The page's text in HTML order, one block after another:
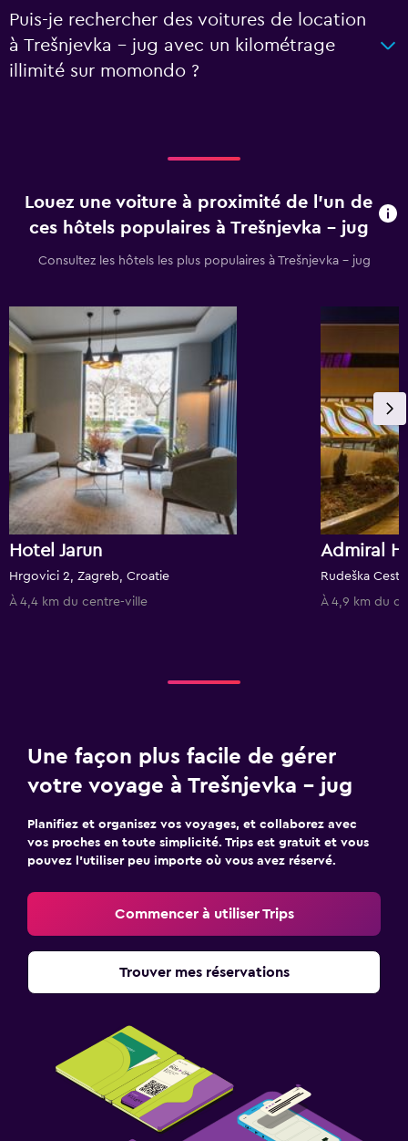
Puis-je rechercher des voitures de location
à Trešnjevka – jug avec un kilométrage
illimité sur momondo ?
Louez une voiture à proximité de l’un de
ces hôtels populaires à Trešnjevka – jug
Consultez les hôtels les plus populaires à Trešnjevka – jug
Hotel Jarun
Hrgovici 2, Zagreb, Croatie
À 4,4 km du centre-ville
Admiral
Rudeška
À 4,9 km du
Une façon plus facile de gérer
votre voyage à Trešnjevka – jug
Planifiez et organisez vos voyages, et collaborez avec
vos proches en toute simplicité. Trips est gratuit et vous
pouvez l’utiliser peu importe où vous avez réservé.
Commencer à utiliser Trips
Trouver mes réservations